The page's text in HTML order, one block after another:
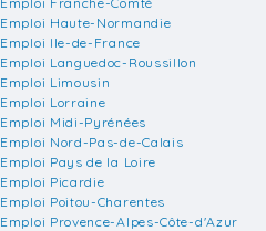
Emploi Haute-Normandie
Emploi Ile-de-France
Emploi Languedoc-Roussillon
Emploi Limousin
Emploi Lorraine
Emploi Midi-Pyrénées
Emploi Nord-Pas-de-Calais
Emploi Pays de la Loire
Emploi Picardie
Emploi Poitou-Charentes
Emploi Provence-Alpes-Côte-d'Azur